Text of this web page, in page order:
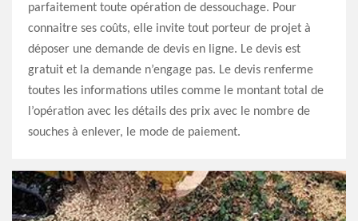
parfaitement toute opération de dessouchage. Pour
connaitre ses coûts, elle invite tout porteur de projet à
déposer une demande de devis en ligne. Le devis est
gratuit et la demande n’engage pas. Le devis renferme
toutes les informations utiles comme le montant total de
l’opération avec les détails des prix avec le nombre de
souches à enlever, le mode de paiement.